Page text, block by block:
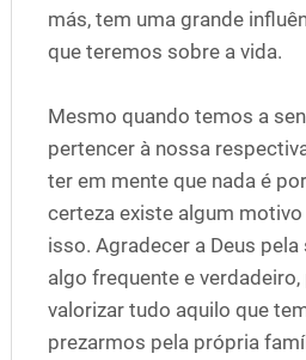
más, tem uma grande
que teremos sobre a vida.
Mesmo quando temos a
pertencer à nossa
ter em mente que nada é
certeza existe algum
isso. Agradecer a Deus
algo frequente e
valorizar tudo aquilo que
prezarmos pela própria